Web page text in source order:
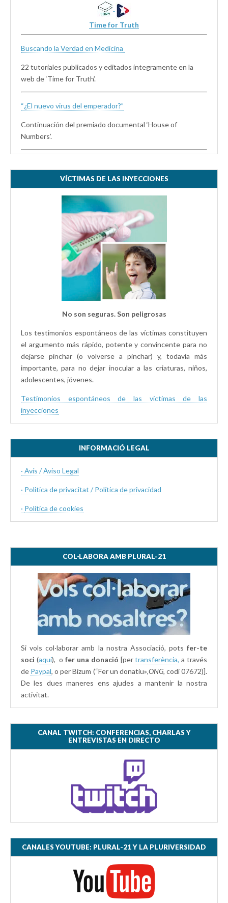
Time for Truth
Buscando la Verdad en Medicina
22 tutoriales publicados y editados íntegramente en la
web de ‘Time for Truth’.
“¿El nuevo virus del emperador?”
Continuación del premiado documental ‘House of
Numbers’.
VÍCTIMAS DE LAS INYECCIONES
No son seguras. Son peligrosas
Los testimonios espontáneos de las víctimas constituyen
el argumento más rápido, potente y convincente para no
dejarse pinchar (o volverse a pinchar) y, todavía más
importante, para no dejar inocular a las criaturas, niños,
adolescentes, jóvenes.
Testimonios espontáneos de las víctimas de las
inyecciones
INFORMACIÓ LEGAL
· Avís / Aviso Legal
· Politica de privacitat / Política de privacidad
· Política de cookies
COL·LABORA AMB PLURAL-21
Si vols col·laborar amb la nostra Associació, pots fer-te
soci (aquí), ofer una donació [pertransferència, a través
de Paypal, o per Bizum (“Fer un donatiu»,ONG, codi 07672)].
De les dues maneres ens ajudes a mantenir la nostra
activitat.
CANAL TWITCH: CONFERENCIAS, CHARLAS Y
ENTREVISTAS EN DIRECTO
CANALES YOUTUBE: PLURAL-21 Y LA PLURIVERSIDAD